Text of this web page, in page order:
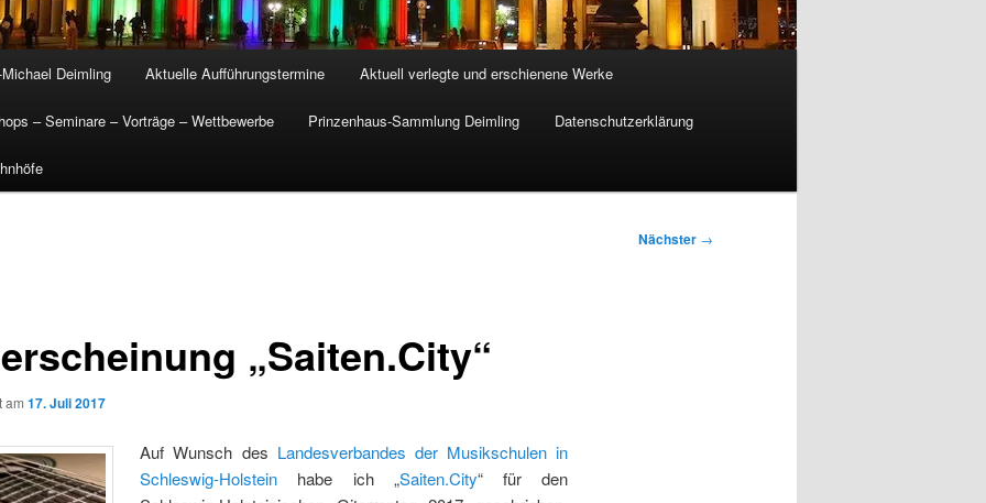
Deimling Aktuelle Aufführungstermine Aktuell verlegte und erschienene Werke
– Seminare – Vorträge – Wettbewerbe Prinzenhaus-Sammlung Deimling Datenschutzerklärung
Nächster →
„Saiten.City“
am 17. Juli 2017
Auf Wunsch des Landesverbandes der Musikschulen in
Schleswig-Holstein habe ich „Saiten.City“ für den